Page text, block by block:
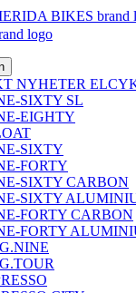
NYHETER
SIXTY SL
EIGHTY
SIXTY
FORTY
SIXTY CARBON
SIXTY
FORTY CARBON
FORTY